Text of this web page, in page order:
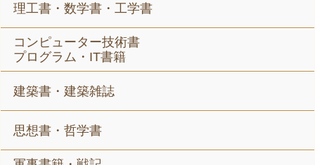
理工書・数学書・工学書
コンピューター技術書
プログラム・IT書籍
建築書・建築雑誌
思想書・哲学書